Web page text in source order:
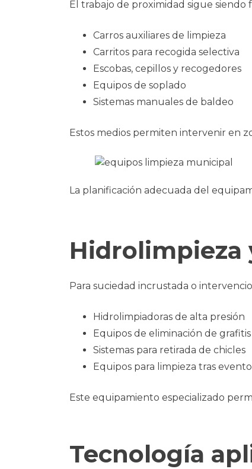
El trabajo de proximidad sigue
Carros auxiliares de limpieza
Carritos para recogida selectiva
Escobas, cepillos y recogedores
Equipos de soplado
Sistemas manuales de baldeo
Estos medios permiten intervenir en
La planificación adecuada del
Hidrolimpieza
Para suciedad incrustada o
Hidrolimpiadoras de alta presión
Equipos de eliminación de grafitis
Sistemas para retirada de chicles
Equipos para limpieza tras
Este equipamiento especializado
Tecnología